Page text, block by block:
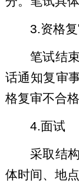
3.资格
笔试结
话通知复审
格复审不合
4.面试
采取结
体时间、地